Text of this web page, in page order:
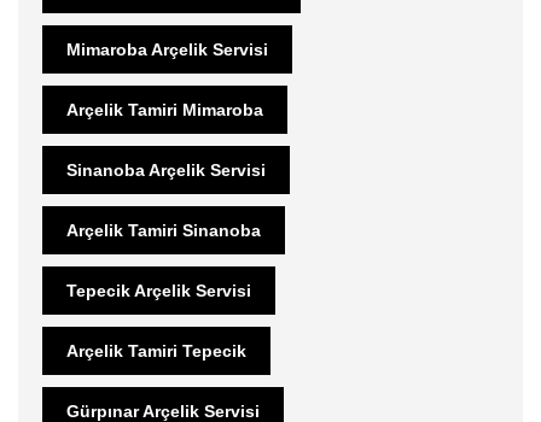
Mimaroba Arçelik Servisi
Arçelik Tamiri Mimaroba
Sinanoba Arçelik Servisi
Arçelik Tamiri Sinanoba
Tepecik Arçelik Servisi
Arçelik Tamiri Tepecik
Gürpınar Arçelik Servisi